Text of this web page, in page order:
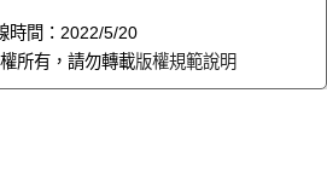
時間：2022/5/20
所有，請勿轉載版權規範說明